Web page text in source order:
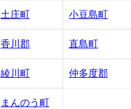
土庄町 小豆島町
香川郡 直島町
綾川町 仲多度郡
まんのう町